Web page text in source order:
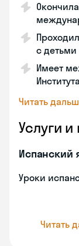
с детьми
Имеет
Института
Читать
Услуги
Испанский
Уроки
Читать